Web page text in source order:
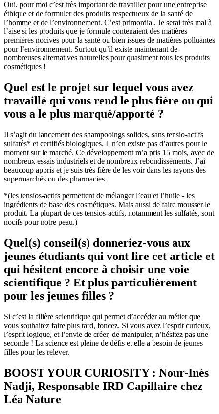
Oui, pour moi c’est très important de travailler pour une entreprise
éthique et de formuler des produits respectueux de la santé de
l’homme et de l’environnement. C’est primordial. Je serai très mal à
l’aise si les produits que je formule contenaient des matières
premières nocives pour la santé ou bien issues de matières polluantes
pour l’environnement. Surtout qu’il existe maintenant de
nombreuses alternatives naturelles pour quasiment tous les produits
cosmétiques !
Quel est le projet sur lequel vous avez
travaillé qui vous rend le plus fière ou qui
vous a le plus marqué/apporté ?
Il s’agit du lancement des shampooings solides, sans tensio-actifs
sulfatés* et certifiés biologiques. Il n’en existe pas d’autres pour le
moment sur le marché. Ce développement m’a pris 15 mois, avec de
nombreux essais industriels et de nombreux rebondissements. J’ai
beaucoup appris et je suis très fière de les voir dans les rayons des
supermarchés ou des pharmacies.
*(les tensios-actifs permettent de mélanger l’eau et l’huile - les
ingrédients de base des cosmétiques. Mais aussi de faire mousser le
produit. La plupart de ces tensios-actifs, notamment les sulfatés, sont
nocifs pour notre peau.)
Quel(s) conseil(s) donneriez-vous aux
jeunes étudiants qui vont lire cet article et
qui hésitent encore à choisir une voie
scientifique ? Et plus particulièrement
pour les jeunes filles ?
Si c’est la filière scientifique qui permet d’accéder au métier que
vous souhaitez faire plus tard, foncez. Si vous avez l’esprit curieux,
l’esprit logique, et l’envie de créer, de manipuler, n’hésitez pas une
seconde ! La science est pleine de défis et elle a besoin de jeunes
filles pour les relever.
BOOST YOUR CURIOSITY : Nour-Inès
Nadji, Responsable IRD Capillaire chez
Léa Nature